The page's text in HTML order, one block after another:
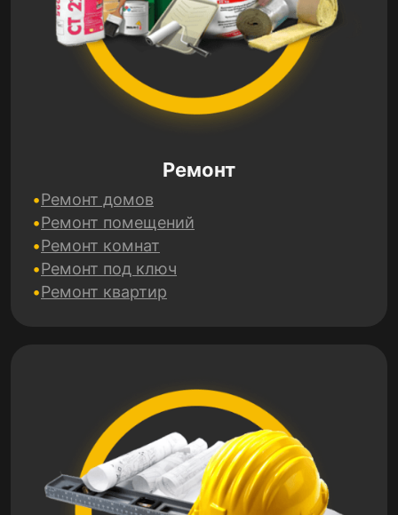
Ремонт
Ремонт домов
Ремонт помещений
Ремонт комнат
Ремонт под ключ
Ремонт квартир